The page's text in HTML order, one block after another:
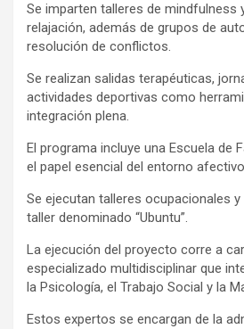
Se imparten talleres de mindfulness
relajación, además de grupos de
resolución de conflictos.
Se realizan salidas terapéuticas,
actividades deportivas como
integración plena.
El programa incluye una Escuela de
el papel esencial del entorno
Se ejecutan talleres ocupacionales y
taller denominado “Ubuntu”.
La ejecución del proyecto corre a
especializado multidisciplinar que
la Psicología, el Trabajo Social y la
Estos expertos se encargan de la